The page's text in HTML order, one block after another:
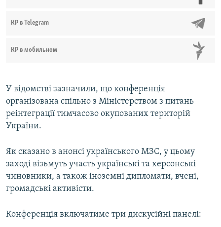
КР в Telegram
КР в мобильном
У відомстві зазначили, що конференція
організована спільно з Міністерством з питань
реінтеграції тимчасово окупованих територій
України.
Як сказано в анонсі українського МЗС, у цьому
заході візьмуть участь українські та херсонські
чиновники, а також іноземні дипломати, вчені,
громадські активісти.
Конференція включатиме три дискусійні панелі: